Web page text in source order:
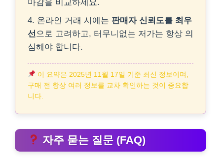
마감을 비교하세요.
4. 온라인 거래 시에는 판매자 신뢰도를 최우
선 으로 고려하고, 터무니없는 저가는 항상 의
심해야 합니다.
이 요약은 2025년 11월 17일 기준 최신 정보이며,
구매 전 항상 여러 정보를 교차 확인하는 것이 중요합
니다.
자주 묻는 질문 (FAQ)